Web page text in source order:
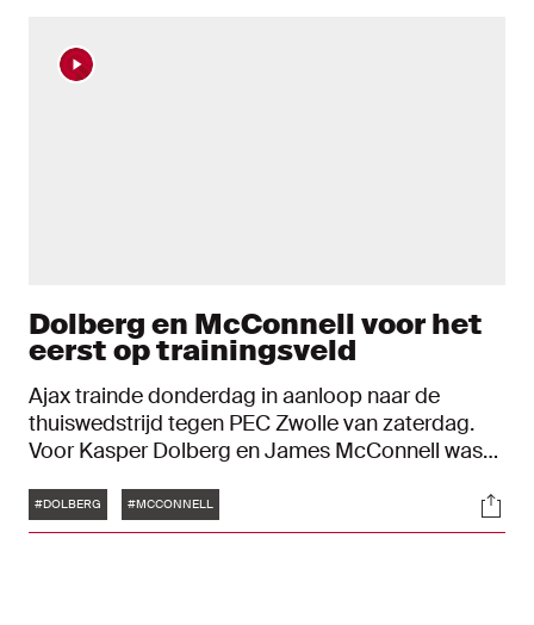
Dolberg en McConnell voor het
eerst op trainingsveld
Ajax trainde donderdag in aanloop naar de
thuiswedstrijd tegen PEC Zwolle van zaterdag.
Voor Kasper Dolberg en James McConnell was
aanwinsten stonden voor het eerst met de groep
op het trainingsveld.
Tags
#DOLBERG #MCCONNELL